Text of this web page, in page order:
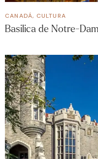
CANADÁ, CULTURA
Basilica de Notre-